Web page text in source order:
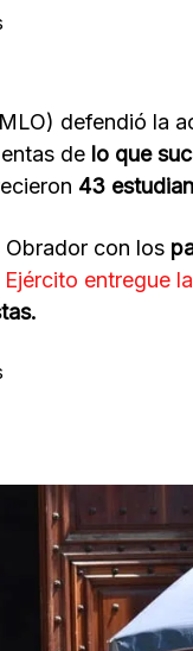
defendió la
de lo que
43
con los
Ejército entregue